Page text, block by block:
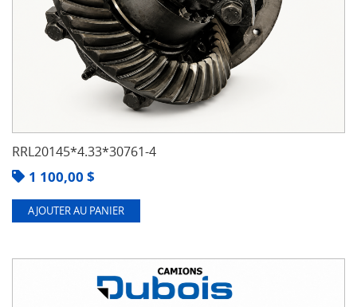
RRL20145*4.33*30761-4
1 100,00 $
AJOUTER AU PANIER